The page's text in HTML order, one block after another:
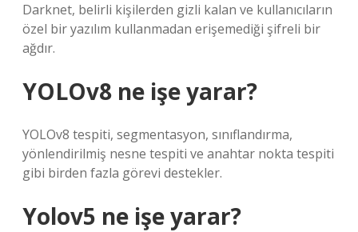
Darknet, belirli kişilerden gizli kalan ve kullanıcıların
özel bir yazılım kullanmadan erişemediği şifreli bir
ağdır.
YOLOv8 ne işe yarar?
YOLOv8 tespiti, segmentasyon, sınıflandırma,
yönlendirilmiş nesne tespiti ve anahtar nokta tespiti
gibi birden fazla görevi destekler.
Yolov5 ne işe yarar?